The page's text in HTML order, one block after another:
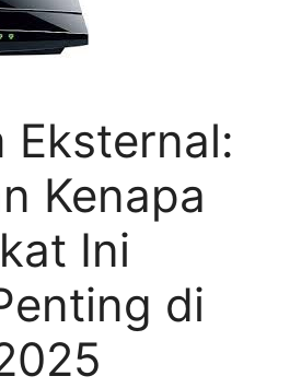
Eksternal:
Kenapa
Ini
di